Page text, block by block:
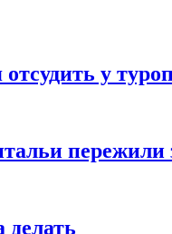
у
делать